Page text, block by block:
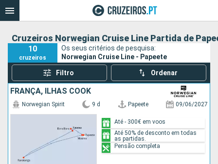
Cruzeiros Norwegian Cruise Line Partida de
10
cruzeiros
Os seus critérios de pesquisa:
Norwegian Cruise Line - Papeete
Filtro Ordenar
FRANÇA, ILHAS COOK
Norwegian Spirit 9 d Papeete 09/06/2027
Até - 300€ em voos
Até 50% de desconto em todas
as partidas.
Pensão completa